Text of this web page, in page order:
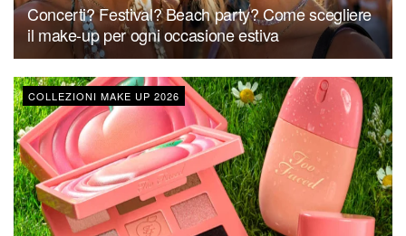
Concerti? Festival? Beach party? Come scegliere
il make-up per ogni occasione estiva
COLLEZIONI MAKE UP 2026